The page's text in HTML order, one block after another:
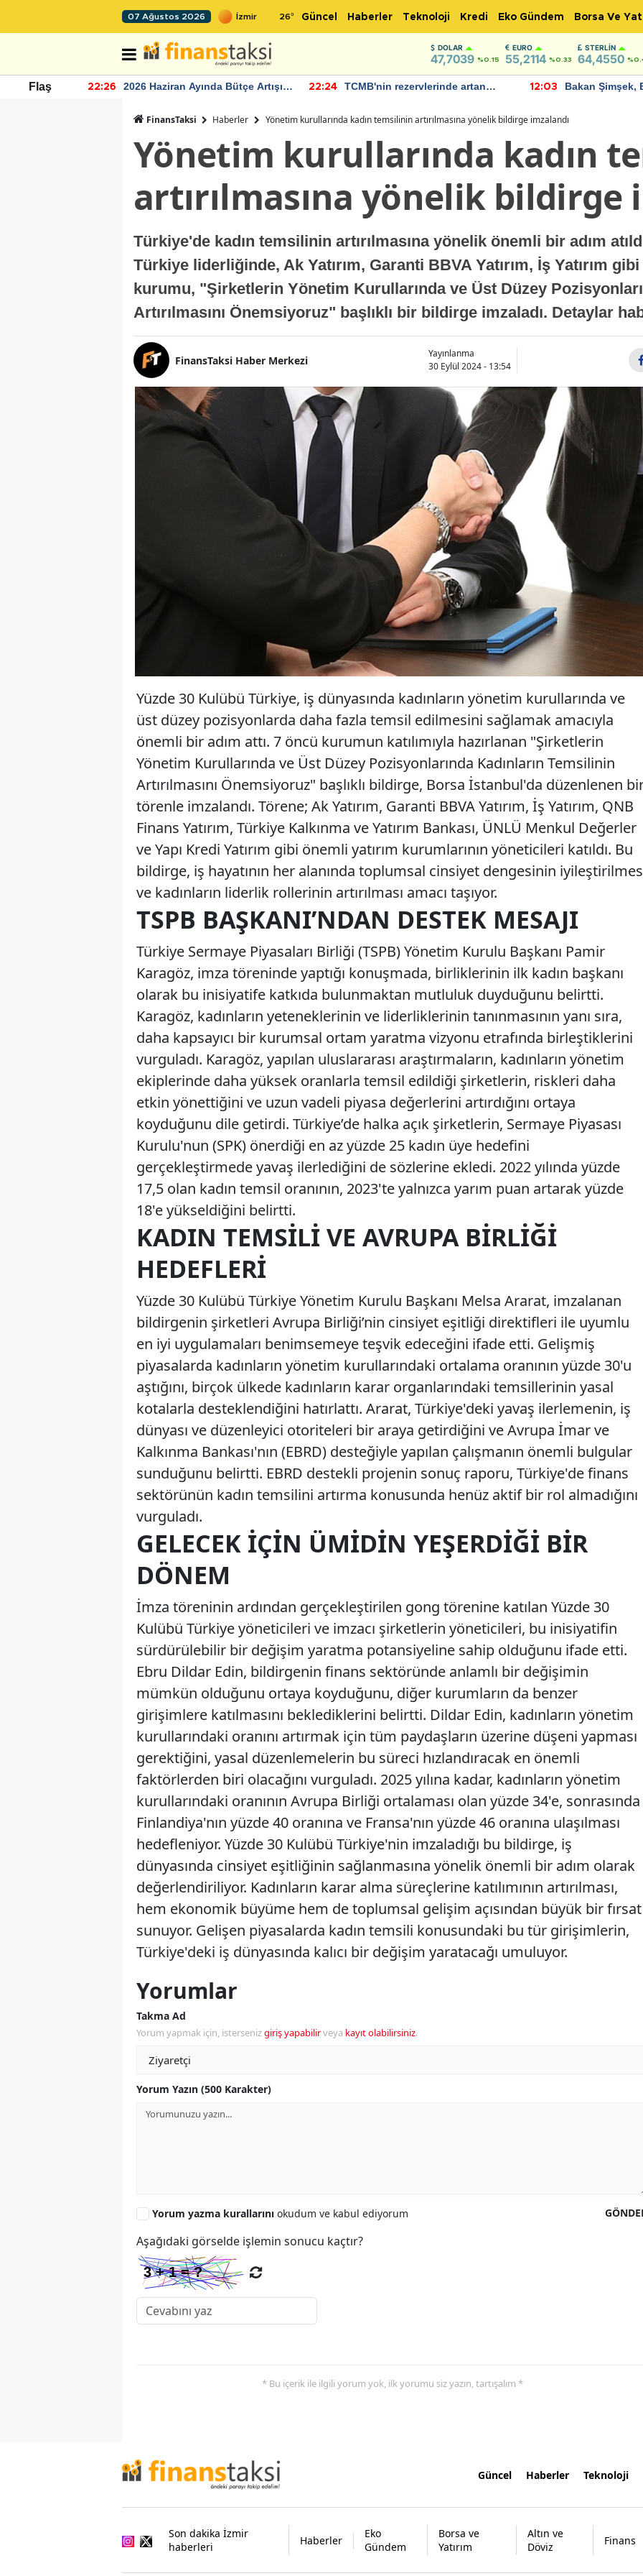
07 Ağustos 2026 26° Güncel Haberler Teknoloji Kredi Eko Gündem Borsa Ve
DOLAR
47,7039 %0.15
EURO
55,2114 %0.33
STERLIN
64,4550
Flaş 22:26
2026 Haziran Ayında Bütçe Artışı
22:24
TCMB'nin rezervlerinde artan
12:03
Bakan Şimşek,
FinansTaksi Haberler Yönetim kurullarında kadın temsilinin artırılmasına yönelik bildirge imzalandı
Yönetim kurullarında kadın
artırılmasına yönelik bildirge
Türkiye'de kadın temsilinin artırılmasına yönelik önemli bir adım
Türkiye liderliğinde, Ak Yatırım, Garanti BBVA Yatırım, İş Yatırım
kurumu, "Şirketlerin Yönetim Kurullarında ve Üst Düzey
Artırılmasını Önemsiyoruz" başlıklı bir bildirge imzaladı. Detaylar
FinansTaksi Haber Merkezi
Yayınlanma
30 Eylül 2024 - 13:54
Yüzde 30 Kulübü Türkiye, iş dünyasında kadınların yönetim kurullarında ve
üst düzey pozisyonlarda daha fazla temsil edilmesini sağlamak amacıyla
önemli bir adım attı. 7 öncü kurumun katılımıyla hazırlanan "Şirketlerin
Yönetim Kurullarında ve Üst Düzey Pozisyonlarında Kadınların Temsilinin
Artırılmasını Önemsiyoruz" başlıklı bildirge, Borsa İstanbul'da düzenlenen
törenle imzalandı. Törene; Ak Yatırım, Garanti BBVA Yatırım, İş Yatırım, QNB
Finans Yatırım, Türkiye Kalkınma ve Yatırım Bankası, ÜNLÜ Menkul Değerler
ve Yapı Kredi Yatırım gibi önemli yatırım kurumlarının yöneticileri katıldı. Bu
bildirge, iş hayatının her alanında toplumsal cinsiyet dengesinin
ve kadınların liderlik rollerinin artırılması amacı taşıyor.
TSPB BAŞKANI’NDAN DESTEK MESAJI
Türkiye Sermaye Piyasaları Birliği (TSPB) Yönetim Kurulu Başkanı Pamir
Karagöz, imza töreninde yaptığı konuşmada, birliklerinin ilk kadın başkanı
olarak bu inisiyatife katkıda bulunmaktan mutluluk duyduğunu belirtti.
Karagöz, kadınların yeteneklerinin ve liderliklerinin tanınmasının yanı sıra,
daha kapsayıcı bir kurumsal ortam yaratma vizyonu etrafında birleştiklerini
vurguladı. Karagöz, yapılan uluslararası araştırmaların, kadınların yönetim
ekiplerinde daha yüksek oranlarla temsil edildiği şirketlerin, riskleri daha
etkin yönettiğini ve uzun vadeli piyasa değerlerini artırdığını ortaya
koyduğunu dile getirdi. Türkiye’de halka açık şirketlerin, Sermaye Piyasası
Kurulu'nun (SPK) önerdiği en az yüzde 25 kadın üye hedefini
gerçekleştirmede yavaş ilerlediğini de sözlerine ekledi. 2022 yılında yüzde
17,5 olan kadın temsil oranının, 2023'te yalnızca yarım puan artarak yüzde
18'e yükseldiğini belirtti.
KADIN TEMSILI VE AVRUPA BIRLIĞI
HEDEFLERI
Yüzde 30 Kulübü Türkiye Yönetim Kurulu Başkanı Melsa Ararat, imzalanan
bildirgenin şirketleri Avrupa Birliği’nin cinsiyet eşitliği direktifleri ile uyumlu
en iyi uygulamaları benimsemeye teşvik edeceğini ifade etti. Gelişmiş
piyasalarda kadınların yönetim kurullarındaki ortalama oranının yüzde 30'u
aştığını, birçok ülkede kadınların karar organlarındaki temsillerinin yasal
kotalarla desteklendiğini hatırlattı. Ararat, Türkiye'deki yavaş ilerlemenin, iş
dünyası ve düzenleyici otoriteleri bir araya getirdiğini ve Avrupa İmar ve
Kalkınma Bankası'nın (EBRD) desteğiyle yapılan çalışmanın önemli bulgular
sunduğunu belirtti. EBRD destekli projenin sonuç raporu, Türkiye'de finans
sektörünün kadın temsilini artırma konusunda henüz aktif bir rol almadığını
vurguladı.
GELECEK İÇIN ÜMIDIN YEŞERDIĞI BIR
DÖNEM
İmza töreninin ardından gerçekleştirilen gong törenine katılan Yüzde 30
Kulübü Türkiye yöneticileri ve imzacı şirketlerin yöneticileri, bu inisiyatifin
sürdürülebilir bir değişim yaratma potansiyeline sahip olduğunu ifade etti.
Ebru Dildar Edin, bildirgenin finans sektöründe anlamlı bir değişimin
mümkün olduğunu ortaya koyduğunu, diğer kurumların da benzer
girişimlere katılmasını beklediklerini belirtti. Dildar Edin, kadınların yönetim
kurullarındaki oranını artırmak için tüm paydaşların üzerine düşeni yapması
gerektiğini, yasal düzenlemelerin bu süreci hızlandıracak en önemli
faktörlerden biri olacağını vurguladı. 2025 yılına kadar, kadınların yönetim
kurullarındaki oranının Avrupa Birliği ortalaması olan yüzde 34'e, sonrasında
Finlandiya'nın yüzde 40 oranına ve Fransa'nın yüzde 46 oranına ulaşılması
hedefleniyor. Yüzde 30 Kulübü Türkiye'nin imzaladığı bu bildirge, iş
dünyasında cinsiyet eşitliğinin sağlanmasına yönelik önemli bir adım olarak
değerlendiriliyor. Kadınların karar alma süreçlerine katılımının artırılması,
hem ekonomik büyüme hem de toplumsal gelişim açısından büyük bir fırsat
sunuyor. Gelişen piyasalarda kadın temsili konusundaki bu tür girişimlerin,
Türkiye'deki iş dünyasında kalıcı bir değişim yaratacağı umuluyor.
Yorumlar
Takma Ad
Yorum yapmak için, istersenizgiriş yapabilirveya kayıt olabilirsiniz.
Yorum Yazın (500 Karakter)
Yorum yazma kurallarını okudum ve kabul ediyorum
Aşağıdaki görselde işlemin sonucu kaçtır?
* Bu içerik ile ilgili yorum yok, ilk yorumu siz yazın, tartışalım *
Güncel Haberler Teknoloji
Son dakika İzmir
haberleri
Haberler
Eko
Gündem
Borsa ve
Yatırım
Altın ve
Döviz
Finans